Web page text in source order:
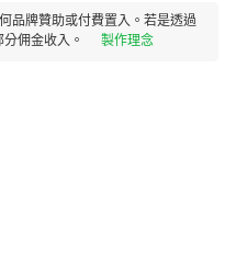
品牌贊助或付費置入。若是透過
佣金收入。
製作理念